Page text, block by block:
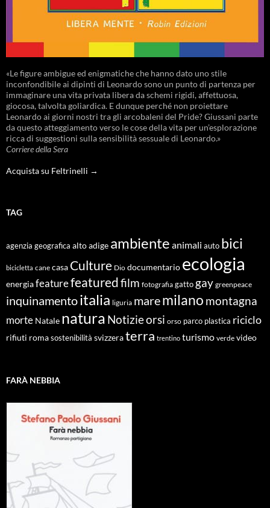
«Le figure ambigue ed enigmatiche che hanno dato uno stile
inconfondibile ai dipinti di Leonardo sono un punto di partenza per
immaginare una vita privata libera da schemi rigidi, affettuosa,
giocosa, talvolta goliardica. E dunque perché non proiettare
Leonardo ai giorni nostri tra gli arcobaleni del Pride? Giussani parte
da questo atteggiamento verso le cose della vita per un’esplorazione
ricca di suggestioni sulla sensibilità sessuale di Leonardo.»
Corriere della Sera
Acquista su Feltrinelli →
TAG
agenzia geografica alto adige ambiente animali auto bici
bicicletta cane casa Culture Dio documentario ecologia
energiafeaturefeaturedfilm fotografia gatto gay greenpeace
inquinamentoitalia liguria maremilano montagna
morte Natale natura Notizieorsi orso parco plastica riciclo
rifiuti roma sostenibilità svizzeraterra trentino turismo verde video
FARÀ NEBBIA